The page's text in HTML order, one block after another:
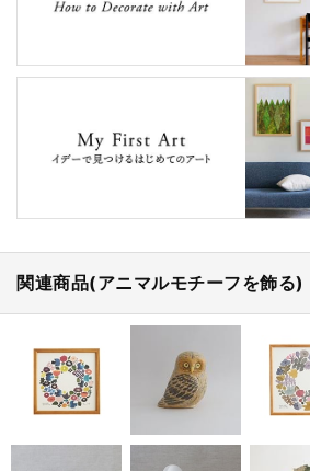
関連商品(アニマルモチーフを飾る)